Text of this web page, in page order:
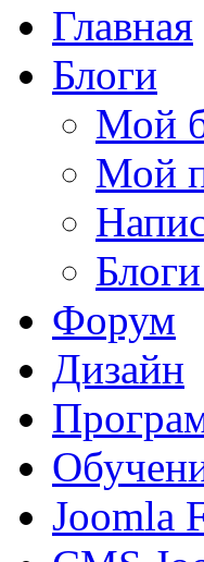
Главная
Блоги
Мой
Мой
Форум
Дизайн
Joomla